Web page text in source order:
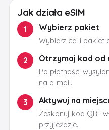
Jak działa eSIM
1 Wybierz pakiet
Wybierz cel i pakiet
2 Otrzymaj kod od
Po płatności
na e-mail.
3 Aktywuj na
Zeskanuj kod QR i
przyjeździe.